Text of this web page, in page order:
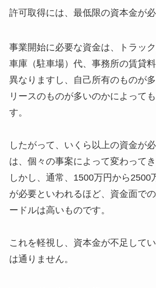
許可取得には、最低限の資本金が必
事業開始に必要な資金は、トラッ
車庫（駐車場）代、事務所の賃貸
異なりますし、自己所有のものが
リースのものが多いのかによって
す。
したがって、いくら以上の資金が
は、個々の事案によって変わってき
しかし、通常、1500万円から2500
が必要といわれるほど、資金面で
ードルは高いものです。
これを軽視し、資本金が不足して
は通りません。